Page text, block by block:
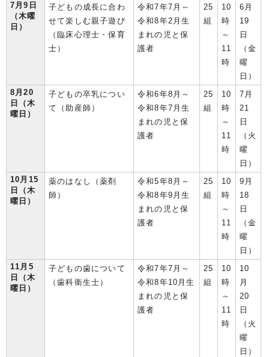
7月9日
（木曜
日）
子どもの成長に合わ
せて楽しむ親子遊び
（臨床心理士・保育
士）
令和7年7月～
令和8年2月生
まれの児と保
護者
25
組
10
時
～
11
時
6月
19
日
（金
曜
日）
8月20
日（木
曜日）
子どもの卒乳につい
て（助産師）
令和6年8月～
令和8年7月生
まれの児と保
護者
25
組
10
時
～
11
時
7月
21
日
（火
曜
日）
10月15
日（木
曜日）
薬のはなし（薬剤
師）
令和5年8月～
令和8年9月生
まれの児と保
護者
25
組
10
時
～
11
時
9月
18
日
（金
曜
日）
11月5
日（木
曜日）
子どもの歯について
（歯科衛生士）
令和7年7月～
令和8年10月生
まれの児と保
護者
25
組
10
時
～
11
時
10
月
20
日
（火
曜
日）